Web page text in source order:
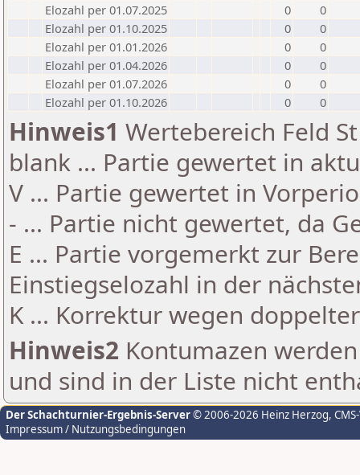
Elozahl per 01.07.2025
0
0
Elozahl per 01.10.2025
0
0
Elozahl per 01.01.2026
0
0
Elozahl per 01.04.2026
0
0
Elozahl per 01.07.2026
0
0
Elozahl per 01.10.2026
0 0
Hinweis1 Wertebereich Feld
blank ... Partie gewertet in
V ... Partie gewertet in
- ... Partie nicht gewertet, da
E ... Partie vorgemerkt zur
Einstiegselozahl in der
K ... Korrektur wegen
Hinweis2 Kontumazen
und sind in der Liste nicht
Der Schachturnier-Ergebnis-Server© 2006-2026 Heinz Herzog,
Impressum / Nutzungsbedingungen